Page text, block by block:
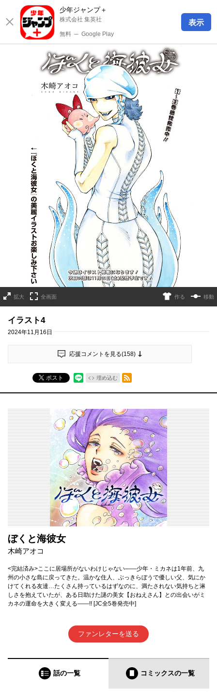
少年ジャンプ＋
株式会社 集英社
無料 ─ Google Play
表示
拡大 全画面 作る 移動
イラスト4
2024年11月16日
応援コメントを見る(158)
ポスト 埋め込む
RSSフィード
ぼくと海彼女
木崎アオコ
<完結済み>ここに居場所がないわけじゃない――少年・ミカネは1年前、九
州の小さな島に戻ってきた。温かな住人、ぶっきらぼうで優しい父、気にか
けてくれる友達…たくさん持っているはずなのに、満たされない気持ちと淋
しさを抱えていたが、ある日助けた謎の美女【おねえさん】との出会いがミ
カネの運命を大きく変える――!! [JC全5巻発売中]
ファンレターを送る
話の一覧 コミックスの一覧